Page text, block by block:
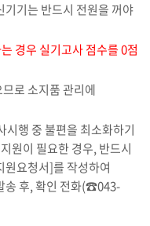
기기는 반드시 전원을 꺼야
경우 실기고사 점수를 0점
로 소지품 관리에
행 중 불편을 최소화하기
원이 필요한 경우, 반드시
요청서]를 작성하여
송 후, 확인 전화(☎043-